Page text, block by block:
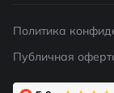
Политика
Публичная